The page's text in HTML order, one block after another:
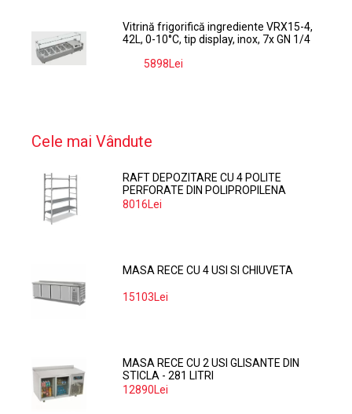
Vitrină frigorifică ingrediente VRX15-4,
42L, 0-10°C, tip display, inox, 7x GN 1/4
5898Lei
Cele mai Vândute
RAFT DEPOZITARE CU 4 POLITE
PERFORATE DIN POLIPROPILENA
374*60 CM
8016Lei
MASA RECE CU 4 USI SI CHIUVETA
15103Lei
MASA RECE CU 2 USI GLISANTE DIN
STICLA - 281 LITRI
12890Lei